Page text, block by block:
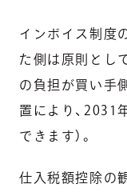
インボイス制度
た側は原則とし
の負担が買い手
置により、2031
できます）。
仕入税額控除の